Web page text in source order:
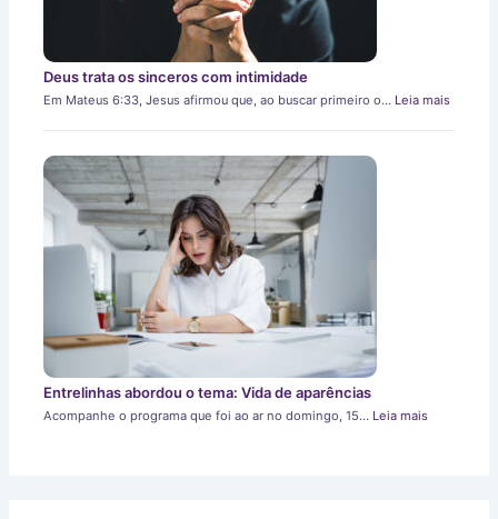
Deus trata os sinceros com intimidade
Em Mateus 6:33, Jesus afirmou que, ao buscar primeiro o… Leia mais
Entrelinhas abordou o tema: Vida de aparências
Acompanhe o programa que foi ao ar no domingo, 15… Leia mais